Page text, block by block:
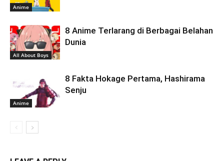
Anime
All About Boys
8 Anime Terlarang di Berbagai Belahan
Dunia
Anime
8 Fakta Hokage Pertama, Hashirama
Senju